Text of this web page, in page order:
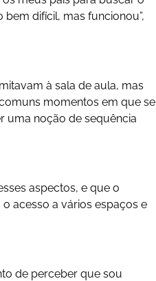
difícil, mas funcionou”,
à sala de aula, mas
momentos em que se
uma noção de sequência
aspectos, e que o
acesso a vários espaços e
de perceber que sou